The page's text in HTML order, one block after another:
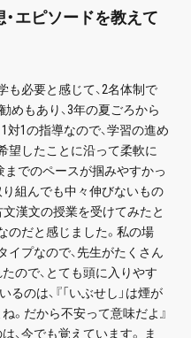
＠
3967
休:日曜・祝日)
資料請求
業とは
エピソードを教えて
も必要と感じて、2名体制で
めもあり、3年の夏ごろから
対1の指導なので、学習の進め
望したことに沿って柔軟に
までのペースが掴みやすかっ
り組んでも中々伸びないもの
文漢文の授業を受けてみたと
のだと感じました。私の場
イプなので、先生がたくさん
ので、とても頭に入りやす
のは、『「いぶせし」は煙が
。だから不安って意味だよ』
、今でも覚えています。 ま